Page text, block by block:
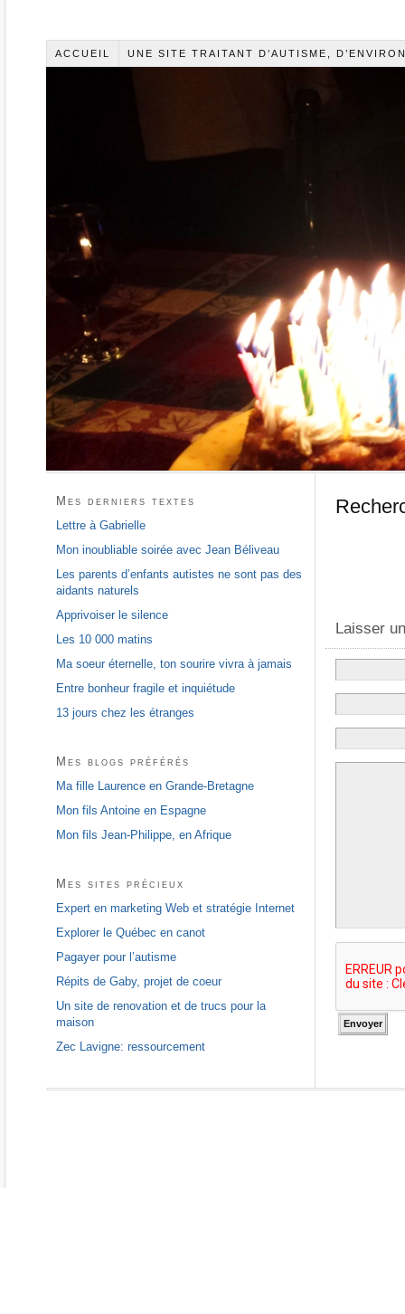
ACCUEIL UNE SITE TRAITANT D’AUTISME,
Laisser
Mes derniers textes
Lettre à Gabrielle
Mon inoubliable soirée avec Jean Béliveau
Les parents d’enfants autistes ne sont pas des
aidants naturels
Apprivoiser le silence
Les 10 000 matins
Ma soeur éternelle, ton sourire vivra à jamais
Entre bonheur fragile et inquiétude
13 jours chez les étranges
Mes blogs préférés
Ma fille Laurence en Grande-Bretagne
Mon fils Antoine en Espagne
Mon fils Jean-Philippe, en Afrique
Mes sites précieux
Expert en marketing Web et stratégie Internet
Explorer le Québec en canot
Pagayer pour l’autisme
Répits de Gaby, projet de coeur
Un site de renovation et de trucs pour la
maison
Zec Lavigne: ressourcement